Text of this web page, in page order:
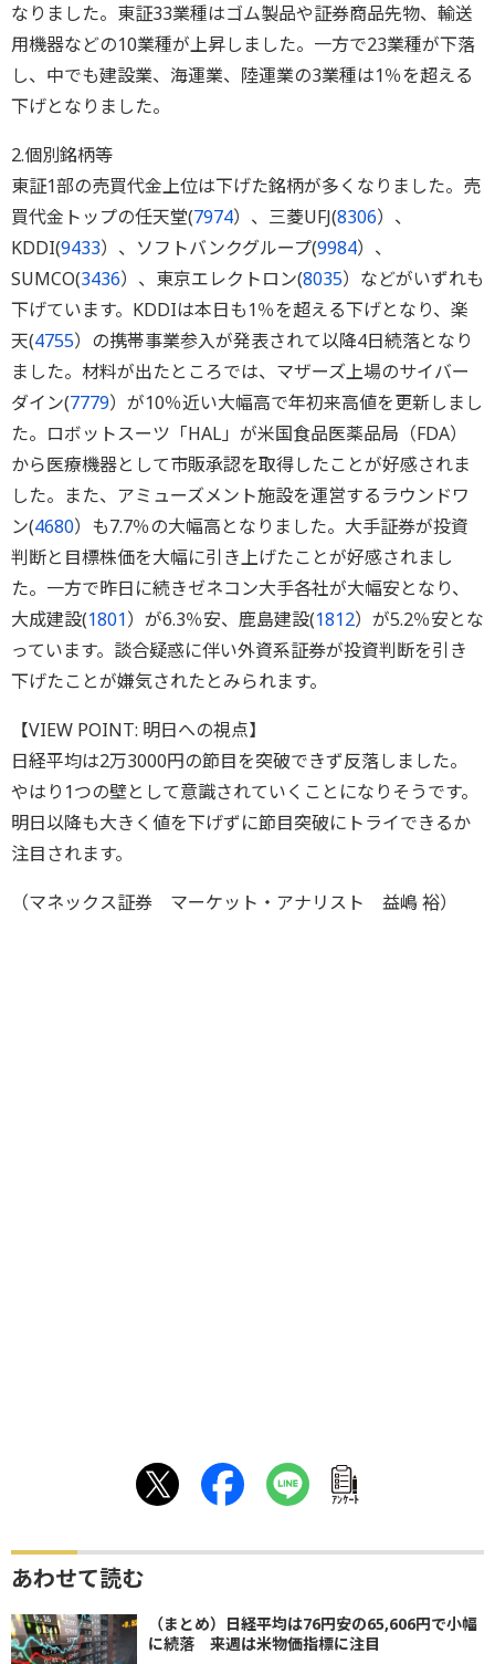
なりました。東証33業種はゴム製品や証券商品先物、輸送
用機器などの10業種が上昇しました。一方で23業種が下落
し、中でも建設業、海運業、陸運業の3業種は1％を超える
下げとなりました。
2.個別銘柄等
東証1部の売買代金上位は下げた銘柄が多くなりました。売
買代金トップの任天堂(7974）、三菱UFJ(8306）、
KDDI(9433）、ソフトバンクグループ(9984）、
SUMCO(3436）、東京エレクトロン(8035）などがいずれも
下げています。KDDIは本日も1％を超える下げとなり、楽
天(4755）の携帯事業参入が発表されて以降4日続落となり
ました。材料が出たところでは、マザーズ上場のサイバー
ダイン(7779）が10％近い大幅高で年初来高値を更新しまし
た。ロボットスーツ「HAL」が米国食品医薬品局（FDA）
から医療機器として市販承認を取得したことが好感されま
した。また、アミューズメント施設を運営するラウンドワ
ン(4680）も7.7％の大幅高となりました。大手証券が投資
判断と目標株価を大幅に引き上げたことが好感されまし
た。一方で昨日に続きゼネコン大手各社が大幅安となり、
大成建設(1801）が6.3％安、鹿島建設(1812）が5.2％安とな
っています。談合疑惑に伴い外資系証券が投資判断を引き
下げたことが嫌気されたとみられます。
【VIEW POINT: 明日への視点】
日経平均は2万3000円の節目を突破できず反落しました。
やはり1つの壁として意識されていくことになりそうです。
明日以降も大きく値を下げずに節目突破にトライできるか
注目されます。
（マネックス証券 マーケット・アナリスト 益嶋 裕）
ｱﾝｹｰﾄ
あわせて読む
（まとめ）日経平均は76円安の65,606円で小幅
に続落 来週は米物価指標に注目